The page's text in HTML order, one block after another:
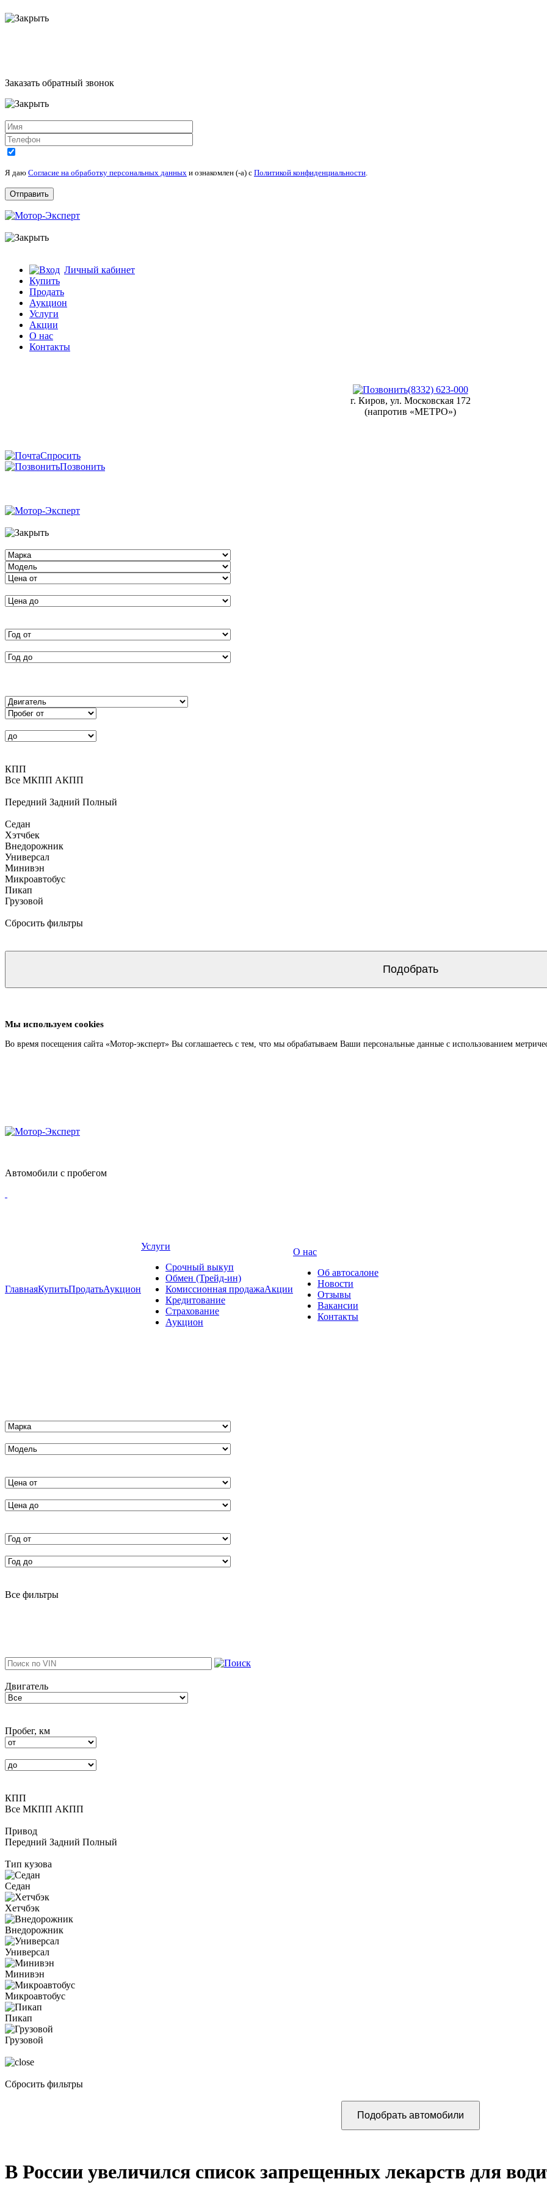
Заказать обратный звонок
Я даю Согласие на обработку персональных данных и ознакомлен (-а) c Политикой конфиденциальности.
Личный кабинет
Купить
Продать
Аукцион
Услуги
Акции
О нас
Контакты
(8332) 623-000
г. Киров, ул. Московская 172
(напротив «МЕТРО»)
Спросить
Позвонить
КПП
Все MКПП АКПП
Передний Задний Полный
Седан
Хэтчбек
Внедорожник
Универсал
Минивэн
Микроавтобус
Пикап
Грузовой
Сбросить фильтры
Мы используем cookies
Во время посещения сайта «Мотор-эксперт» Вы соглашаетесь с тем, что мы обрабатываем Ваши персональные данные с использованием
Автомобили с пробегом
ГлавнаяКупитьПродатьАукцион
Услуги
Срочный выкуп
Обмен (Трейд-ин)
Комиссионная продажа
Кредитование
Страхование
Аукцион
Акции
О нас
Об автосалоне
Новости
Отзывы
Вакансии
Контакты
Все фильтры
Двигатель
Пробег, км
КПП
Все MКПП АКПП
Привод
Передний Задний Полный
Тип кузова
Седан
Хетчбэк
Внедорожник
Универсал
Минивэн
Микроавтобус
Пикап
Грузовой
Сбросить фильтры
В России увеличился список запрещенных лекарств для